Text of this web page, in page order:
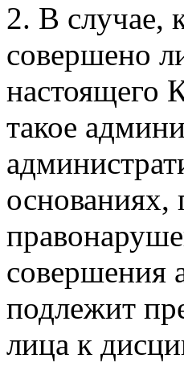
2. В случае,
совершено
настоящего
такое
основаниях,
совершения
подлежит
лица к